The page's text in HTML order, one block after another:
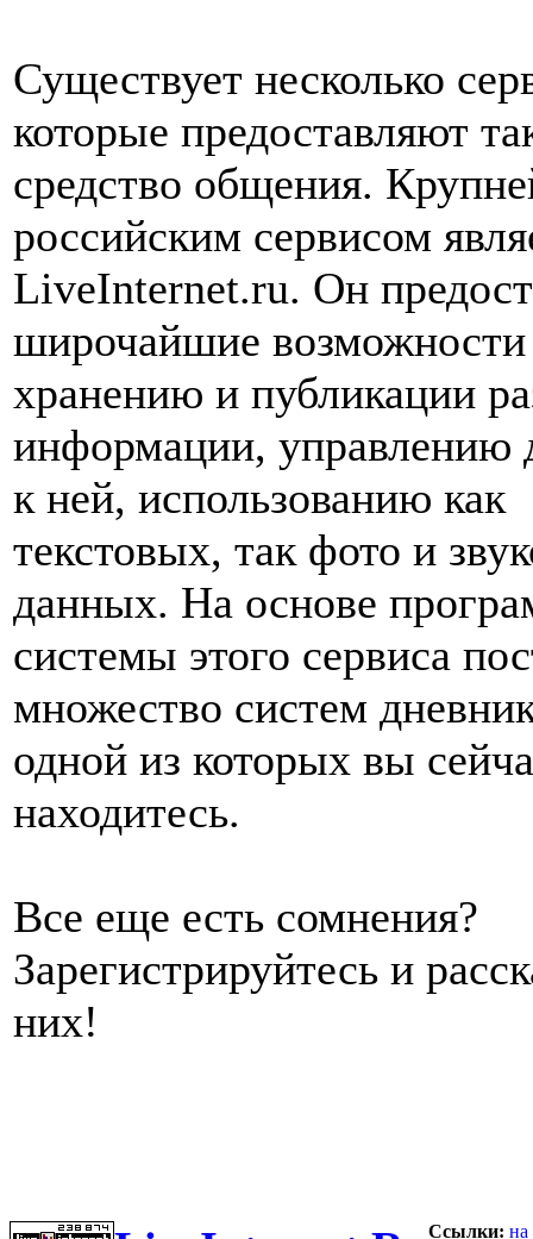
Существует несколько
которые предоставляют
средство общения.
российским сервисом
LiveInternet.ru. Он
широчайшие
хранению и публикации
информации, управлению
к ней, использованию как
текстовых, так фото и
данных. На основе
системы этого сервиса
множество систем
одной из которых вы
находитесь.
Все еще есть сомнения?
Зарегистрируйтесь и
них!
Ссылки: на